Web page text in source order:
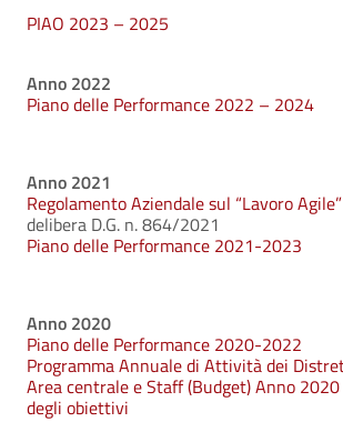
PIAO 2023 – 2025
Anno 2022
Piano delle Performance 2022 – 2024
Anno 2021
Regolamento Aziendale sul “Lavoro Agile”
delibera D.G. n. 864/2021
Piano delle Performance 2021-2023
Anno 2020
Piano delle Performance 2020-2022
Programma Annuale di Attività dei
Area centrale e Staff (Budget) Anno
degli obiettivi